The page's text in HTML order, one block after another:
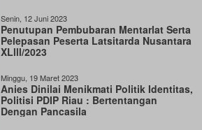
Senin, 12 Juni 2023
Penutupan Pembubaran Mentarlat Serta
Pelepasan Peserta Latsitarda Nusantara
XLlll/2023
Minggu, 19 Maret 2023
Anies Dinilai Menikmati Politik Identitas,
Politisi PDIP Riau : Bertentangan
Dengan Pancasila